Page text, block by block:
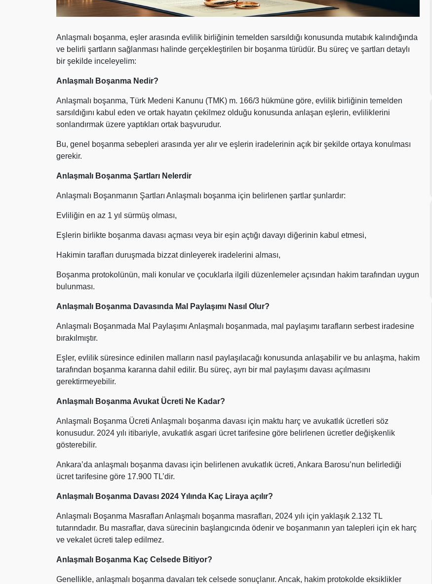
Anlaşmalı boşanma, eşler arasında evlilik birliğinin temelden sarsıldığı konusunda mutabık kalındığında
ve belirli şartların sağlanması halinde gerçekleştirilen bir boşanma türüdür. Bu süreç ve şartları detaylı
bir şekilde inceleyelim:
Anlaşmalı Boşanma Nedir?
Anlaşmalı boşanma, Türk Medeni Kanunu (TMK) m. 166/3 hükmüne göre, evlilik birliğinin temelden
sarsıldığını kabul eden ve ortak hayatın çekilmez olduğu konusunda anlaşan eşlerin, evliliklerini
sonlandırmak üzere yaptıkları ortak başvurudur.
Bu, genel boşanma sebepleri arasında yer alır ve eşlerin iradelerinin açık bir şekilde ortaya konulması
gerekir.
Anlaşmalı Boşanma Şartları Nelerdir
Anlaşmalı Boşanmanın Şartları Anlaşmalı boşanma için belirlenen şartlar şunlardır:
Evliliğin en az 1 yıl sürmüş olması,
Eşlerin birlikte boşanma davası açması veya bir eşin açtığı davayı diğerinin kabul etmesi,
Hakimin tarafları duruşmada bizzat dinleyerek iradelerini alması,
Boşanma protokolünün, mali konular ve çocuklarla ilgili düzenlemeler açısından hakim tarafından uygun
bulunması.
Anlaşmalı Boşanma Davasında Mal Paylaşımı Nasıl Olur?
Anlaşmalı Boşanmada Mal Paylaşımı Anlaşmalı boşanmada, mal paylaşımı tarafların serbest iradesine
bırakılmıştır.
Eşler, evlilik süresince edinilen malların nasıl paylaşılacağı konusunda anlaşabilir ve bu anlaşma, hakim
tarafından boşanma kararına dahil edilir. Bu süreç, ayrı bir mal paylaşımı davası açılmasını
gerektirmeyebilir.
Anlaşmalı Boşanma Avukat Ücreti Ne Kadar?
Anlaşmalı Boşanma Ücreti Anlaşmalı boşanma davası için maktu harç ve avukatlık ücretleri söz
konusudur. 2024 yılı itibariyle, avukatlık asgari ücret tarifesine göre belirlenen ücretler değişkenlik
gösterebilir.
Ankara’da anlaşmalı boşanma davası için belirlenen avukatlık ücreti, Ankara Barosu’nun belirlediği
ücret tarifesine göre 17.900 TL’dir.
Anlaşmalı Boşanma Davası 2024 Yılında Kaç Liraya açılır?
Anlaşmalı Boşanma Masrafları Anlaşmalı boşanma masrafları, 2024 yılı için yaklaşık 2.132 TL
tutarındadır. Bu masraflar, dava sürecinin başlangıcında ödenir ve boşanmanın yan talepleri için ek harç
ve vekalet ücreti talep edilmez.
Anlaşmalı Boşanma Kaç Celsede Bitiyor?
Genellikle, anlaşmalı boşanma davaları tek celsede sonuçlanır. Ancak, hakim protokolde eksiklikler